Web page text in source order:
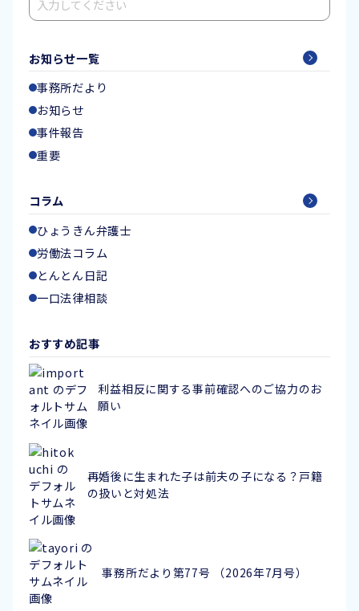
お知らせ一覧
事務所だより
お知らせ
事件報告
重要
コラム
ひょうきん弁護士
労働法コラム
とんとん日記
一口法律相談
おすすめ記事
利益相反に関する事前確認へのご協力のお
願い
再婚後に生まれた子は前夫の子になる？戸籍
の扱いと対処法
事務所だより第77号 （2026年7月号）